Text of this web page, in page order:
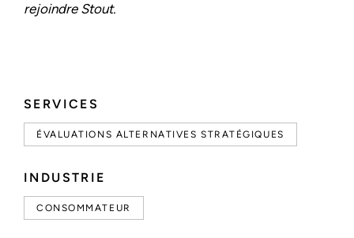
SERVICES
ÉVALUATIONS ALTERNATIVES STRATÉGIQUES
INDUSTRIE
CONSOMMATEUR
rejoindre Stout.